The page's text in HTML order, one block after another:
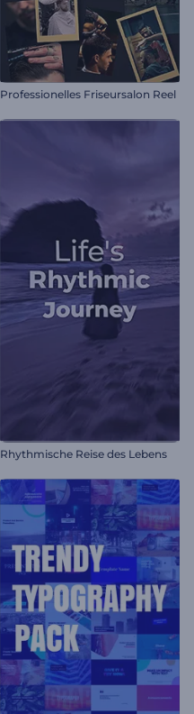
Professionelles Friseursalon Reel
Rhythmische Reise des Lebens